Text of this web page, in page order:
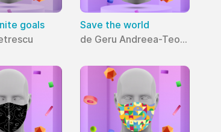
goals
Save the world
de Geru Andreea-Teodora